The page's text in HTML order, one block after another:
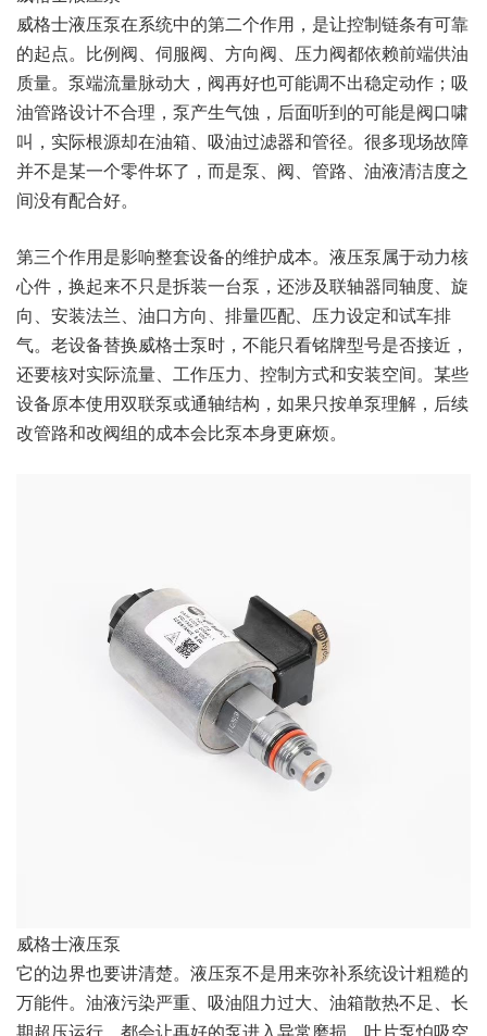
威格士液压泵在系统中的第二个作用，是让控制链条有可靠
的起点。比例阀、伺服阀、方向阀、压力阀都依赖前端供油
质量。泵端流量脉动大，阀再好也可能调不出稳定动作；吸
油管路设计不合理，泵产生气蚀，后面听到的可能是阀口啸
叫，实际根源却在油箱、吸油过滤器和管径。很多现场故障
并不是某一个零件坏了，而是泵、阀、管路、油液清洁度之
间没有配合好。
第三个作用是影响整套设备的维护成本。液压泵属于动力核
心件，换起来不只是拆装一台泵，还涉及联轴器同轴度、旋
向、安装法兰、油口方向、排量匹配、压力设定和试车排
气。老设备替换威格士泵时，不能只看铭牌型号是否接近，
还要核对实际流量、工作压力、控制方式和安装空间。某些
设备原本使用双联泵或通轴结构，如果只按单泵理解，后续
改管路和改阀组的成本会比泵本身更麻烦。
威格士液压泵
它的边界也要讲清楚。液压泵不是用来弥补系统设计粗糙的
万能件。油液污染严重、吸油阻力过大、油箱散热不足、长